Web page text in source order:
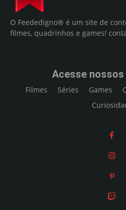
O Feededigno® é um site de
filmes, quadrinhos e games!
Acesse
Filmes Séries Games